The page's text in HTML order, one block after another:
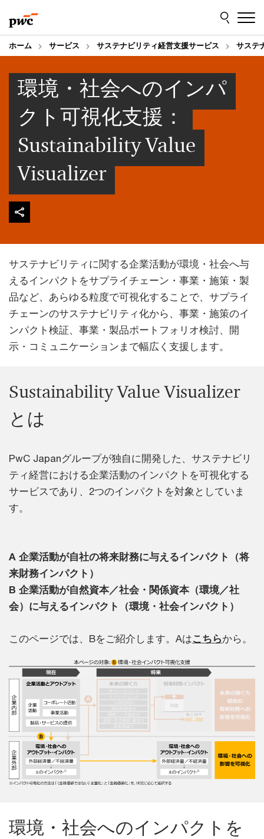
to
content
to
footer
ホーム サービス サステナビリティ経営支援サービス サステ
環境・社会へのインパ
クト可視化支援：
Sustainability Value
Visualizer
サステナビリティに関する企業活動が環境・社会へ与
えるインパクトをサプライチェーン・事業・施策・製
品など、あらゆる粒度で可視化することで、サプライ
チェーンのサステナビリティ化から、事業・施策のイ
ンパクト検証、事業・製品ポートフォリオ検討、開
示・コミュニケーションまで幅広く支援します。
Sustainability Value Visualizer
とは
PwC Japanグループが独自に開発した、サステナビリ
ティ経営における企業活動のインパクトを可視化する
サービスであり、2つのインパクトを対象としていま
す。
A 企業活動が自社の将来財務に与えるインパクト（将
来財務インパクト）
B 企業活動が自然資本／社会・関係資本（環境／社
会）に与えるインパクト（環境・社会インパクト）
このページでは、Bをご紹介します。Aはこちらから。
環境・社会へのインパクトを